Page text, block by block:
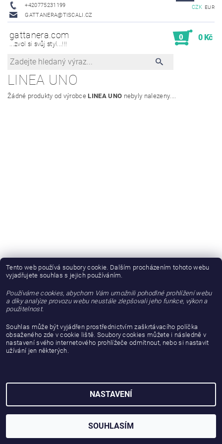
+420775231199
GATTANERA@TISCALI.CZ
CZK EUR
gattanera.com
...zvol si svůj styl...!!!
0 0 Kč
LINEA UNO
Žádné produkty od výrobceLINEA UNO nebyly nalezeny....
Tento web používá soubory cookie. Dalším procházením tohoto webu
vyjadřujete souhlas s jejich používáním.
Používáme cookies, abychom Vám umožnili pohodlné prohlížení webu
a díky analýze provozu webu neustále zlepšovali jeho funkce, výkon a
použitelnost.
Souhlas může být vyjádřen prostřednictvím zaškrtávacího políčka
obsaženého zde v cookie liště. Soubory cookies můžete i následně v
nastavení svého internetového prohlížeče odmítnout, nebo si nastavit
užívání jen některých.
NASTAVENÍ
SOUHLASÍM